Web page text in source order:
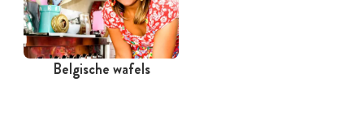
Belgische wafels